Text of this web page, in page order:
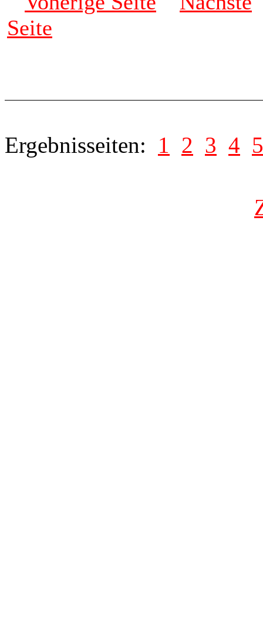
Seite
Ergebnisseiten: 1 2 3 4 5